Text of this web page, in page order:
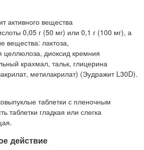
активного вещества
0,05 г (50 мг) или 0,1 г (100 мг), а
вещества: лактоза,
целлюлоза, диоксид кремния
крахмал, тальк, глицерина
метилакрилат) (Эудражит L30D).
таблетки с пленочным
таблетки гладкая или слегка
действие